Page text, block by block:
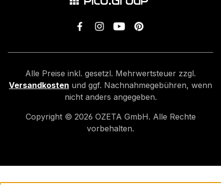
Alle Preise inkl. gesetzl. Mehrwertsteuer zzgl.
Versandkosten und ggf. Nachnahmegebühren, wenn
nicht anders angegeben.
Copyright © 2026 OZETA GmbH. Alle Rechte
vorbehalten.